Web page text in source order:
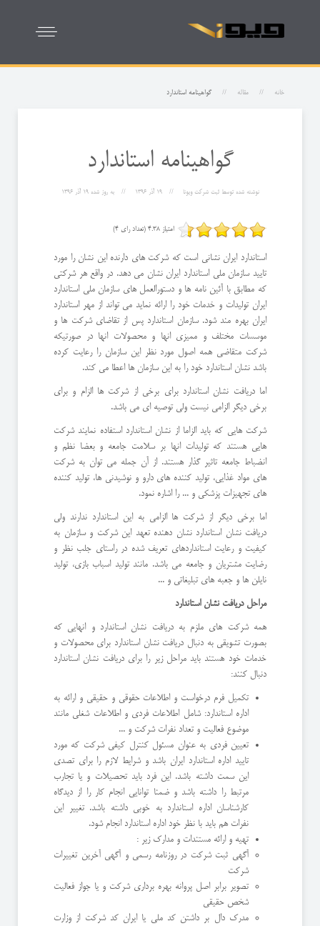
خانه مقاله گواهینامه استاندارد
گواهینامه استاندارد
نوشته شده توسطثبت شرکت ویونا 19 آذر 1396 به روز شده19 آذر 1396
امتیاز 4.38 (تعداد رای 4)
استاندارد ایران نشانی است که شرکت های دارنده این نشان را مورد
تایید سازمان ملی استاندارد ایران نشان می دهد. در واقع هر شرکتی
که مطابق با آئین نامه ها و دستورالعمل های سازمان ملی استاندارد
ایران تولیدات و خدمات خود را ارائه نماید می تواند از مهر استاندارد
ایران بهره مند شود. سازمان استاندارد پس از تقاضای شرکت ها و
موسسات مختلف و ممیزی انها و محصولات انها در صورتیکه
شرکت متقاضی همه اصول مورد نظر این سازمان را رعایت کرده
باشد نشان استاندارد خود را به این سازمان ها اعطا می کند.
اما دریافت نشان استاندارد برای برخی از شرکت ها الزام و برای
برخی دیگر الزامی نیست ولی توصیه ای می باشد.
شرکت هایی که باید الزاما از نشان استاندارد استفاده نمایند شرکت
هایی هستند که تولیدات انها بر سلامت جامعه و بعضا نظم و
انضباط جامعه تاثیر گذار هستند. از آن جمله می توان به شرکت
های مواد غذایی، تولید کننده های دارو و نوشیدنی ها، تولید کننده
های تجهیزات پزشکی و ... را اشاره نمود.
اما برخی دیگر از شرکت ها الزامی به این استاندارد ندارند ولی
دریافت نشان استاندارد نشان دهنده تعهد این شرکت و سازمان به
کیفیت و رعایت استانداردهای تعریف شده در راستای جلب نظر و
رضایت مشتریان و جامعه می باشد. مانند تولید اسباب بازی، تولید
نایلن ها و جعبه های تبلیغاتی و ...
مراحل دریافت نشان استاندارد
همه شرکت های ملزم به دریافت نشان استاندارد و انهایی که
بصورت تشویقی به دنبال دریافت نشان استاندارد برای محصولات و
خدمات خود هستند باید مراحل زیر را برای دریافت نشان استاندارد
دنبال کنند:
تکمیل فرم درخواست و اطلاعات حقوقی و حقیقی و ارائه به
اداره استاندارد: شامل اطلاعات فردی و اطلاعات شغلی مانند
موضوع فعالیت و تعداد نفرات شرکت و ...
تعیین فردی به عنوان مسئول کنترل کیفی شرکت که مورد
تایید اداره استاندارد ایران باشد و شرایط لازم را برای تصدی
این سمت داشته باشد. این فرد باید تحصیلات و یا تجارب
مرتبط را داشته باشد و ضمنا توانایی انجام کار را از دیدگاه
کارشناسان اداره استاندارد به خوبی داشته باشد. تغییر این
نفرات هم باید با نظر خود اداره استاندارد انجام شود.
تهیه و ارائه مستندات و مدارک زیر :
آگهی ثبت شرکت در روزنامه رسمی و آگهی آخرین تغییرات
شرکت
تصویر برابر اصل پروانه بهره برداری شرکت و یا جواز فعالیت
شخص حقیقی
مدرک دال بر داشتن کد ملی یا ایران کد شرکت از وزارت